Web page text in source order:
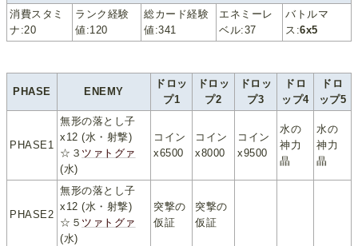
消費スタミ
ナ:20
ランク経験
値:120
総カード経験
値:341
エネミーレ
ベル:37
バトルマ
ス:6x5
PHASE ENEMY
ドロッ
プ1
ドロッ
プ2
ドロッ
プ3
ドロ
ップ4
ドロ
ップ5
PHASE1
無形の落とし子
x12 (水・射撃)
☆３ ツァトグァ
(水)
コイン
x6500
コイン
x8000
コイン
x9500
水の
神力
晶
水の
神力
晶
PHASE2
無形の落とし子
x12 (水・射撃)
☆５ ツァトグァ
(水)
突撃の
仮証
突撃の
仮証